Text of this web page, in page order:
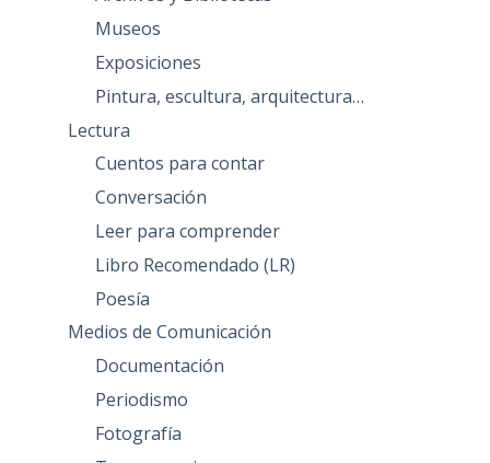
Museos
Exposiciones
Pintura, escultura, arquitectura…
Lectura
Cuentos para contar
Conversación
Leer para comprender
Libro Recomendado (LR)
Poesía
Medios de Comunicación
Documentación
Periodismo
Fotografía